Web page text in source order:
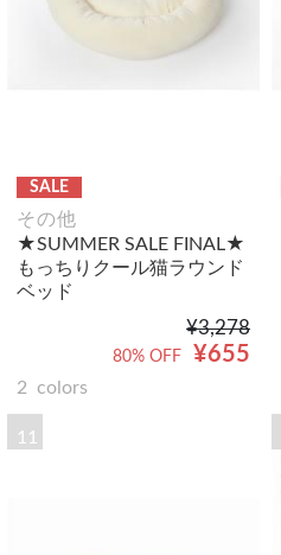
SALE
その他
★SUMMER SALE FINAL★
もっちりクール猫ラウンド
ベッド
¥3,278
¥655
80% OFF
2 colors
11